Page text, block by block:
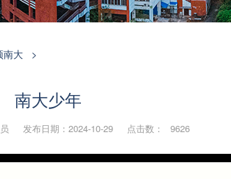
南大 >
南大少年
员 发布日期：2024-10-29 点击数： 9626